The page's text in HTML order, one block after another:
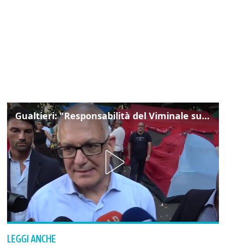
Gualtieri: "Responsabilità del Viminale su Spin Time? La posizione dei partiti è nota"
LEGGI ANCHE